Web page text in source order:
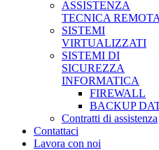
ASSISTENZA
TECNICA REMOTA
SISTEMI
VIRTUALIZZATI
SISTEMI DI
SICUREZZA
INFORMATICA
FIREWALL
BACKUP
Contratti di assistenza
Contattaci
Lavora con noi